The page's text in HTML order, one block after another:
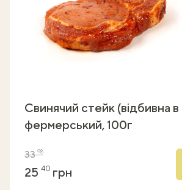
Свинячий стейк (відбивна в
фермерський, 100г
3398
25 40 грн